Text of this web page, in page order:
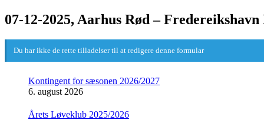
07-12-2025, Aarhus Rød – Fredereikshavn
Du har ikke de rette tilladelser til at redigere denne formular
Kontingent for sæsonen 2026/2027
6. august 2026
Årets Løveklub 2025/2026